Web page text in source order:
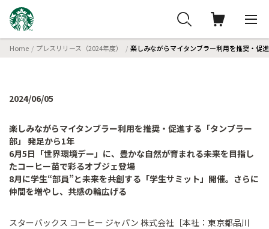
Home プレスリリース（2024年度） 楽しみながらマイタンブラー利用を推奨・促
2024/06/05
楽しみながらマイタンブラー利用を推奨・促進する「タンブラー
部」 発足から1年
6月5日「世界環境デー」に、豊かな自然が育まれる未来を目指し
たコーヒー苗で彩るオブジェ登場
8月に学生“部員”と未来を共創する「学生サミット」開催。さらに
仲間を増やし、共感の輪広げる
スターバックス コーヒー ジャパン 株式会社［本社：東京都品川